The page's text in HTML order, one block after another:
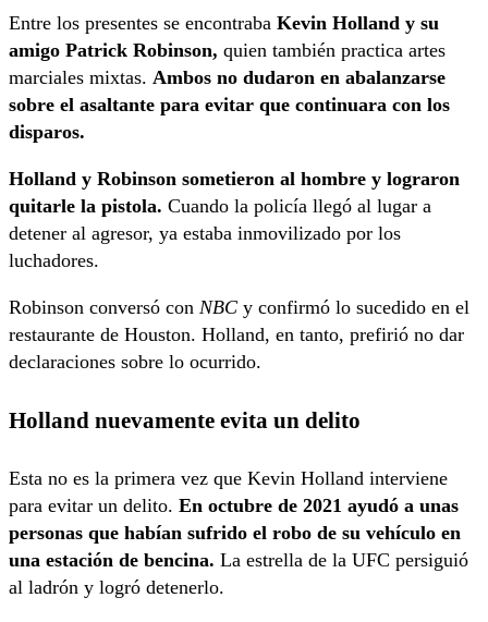
Entre los presentes se encontraba Kevin Holland y su
amigo Patrick Robinson, quien también practica artes
marciales mixtas. Ambos no dudaron en abalanzarse
sobre el asaltante para evitar que continuara con los
disparos.
Holland y Robinson sometieron al hombre y lograron
quitarle la pistola. Cuando la policía llegó al lugar a
detener al agresor, ya estaba inmovilizado por los
luchadores.
Robinson conversó con NBC y confirmó lo sucedido en el
restaurante de Houston. Holland, en tanto, prefirió no dar
declaraciones sobre lo ocurrido.
Holland nuevamente evita un delito
Esta no es la primera vez que Kevin Holland interviene
para evitar un delito. En octubre de 2021 ayudó a unas
personas que habían sufrido el robo de su vehículo en
una estación de bencina. La estrella de la UFC persiguió
al ladrón y logró detenerlo.